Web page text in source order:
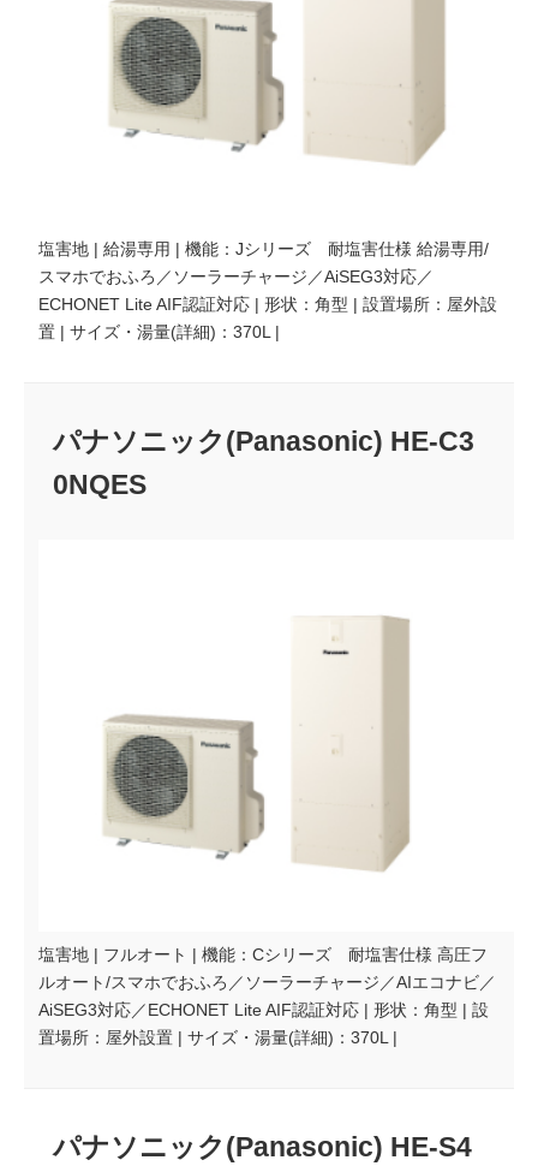
塩害地 | 給湯専用 | 機能：Jシリーズ 耐塩害仕様 給湯専用/
スマホでおふろ／ソーラーチャージ／AiSEG3対応／
ECHONET Lite AIF認証対応 | 形状：角型 | 設置場所：屋外設
置 | サイズ・湯量(詳細)：370L |
パナソニック(Panasonic) HE-C3
0NQES
塩害地 | フルオート | 機能：Cシリーズ 耐塩害仕様 高圧フ
ルオート/スマホでおふろ／ソーラーチャージ／AIエコナビ／
AiSEG3対応／ECHONET Lite AIF認証対応 | 形状：角型 | 設
置場所：屋外設置 | サイズ・湯量(詳細)：370L |
パナソニック(Panasonic) HE-S4